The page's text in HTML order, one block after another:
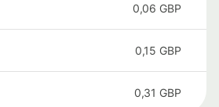
0,06 GBP
0,15 GBP
0,31 GBP